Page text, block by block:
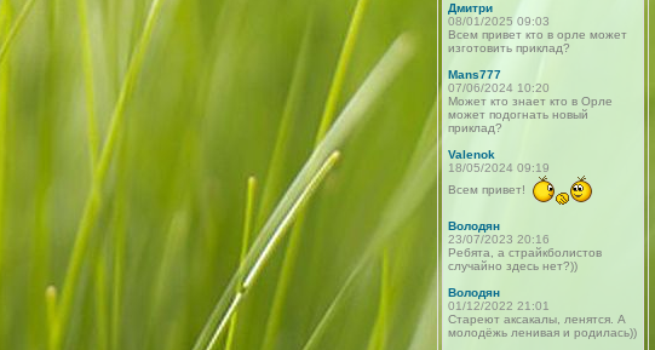
Дмитри
08/01/2025 09:03
Всем привет кто в орле может
изготовить приклад?
Mans777
07/06/2024 10:20
Может кто знает кто в Орле
может подогнать новый
приклад?
Valenok
18/05/2024 09:19
Всем привет!
Володян
23/07/2023 20:16
Ребята, а страйкболистов
случайно здесь нет?))
Володян
01/12/2022 21:01
Стареют аксакалы, ленятся. А
молодёжь ленивая и родилась))